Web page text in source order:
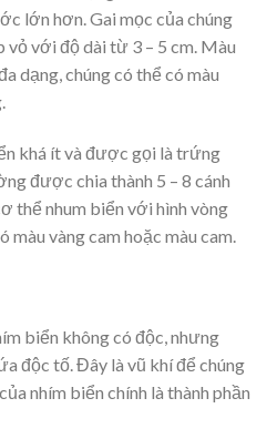
lớn hơn. Gai mọc của chúng
vỏ với độ dài từ 3 – 5 cm. Màu
dạng, chúng có thể có màu
khá ít và được gọi là trứng
được chia thành 5 – 8 cánh
thể nhum biển với hình vòng
màu vàng cam hoặc màu cam.
biển không có độc, nhưng
độc tố. Đây là vũ khí để chúng
nhím biển chính là thành phần